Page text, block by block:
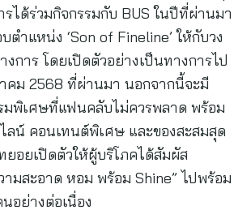
ได้ร่วมกิจกรรมกับ BUS ในปีที่ผ่านมา
ำแหน่ง ‘Son of Fineline’ ให้กับวง
งการ โดยเปิดตัวอย่างเป็นทางการไป
คม 2568 ที่ผ่านมา นอกจากนี้จะมี
มพิเศษที่แฟนคลับไม่ควรพลาด พร้อม
ลน์ คอนเทนต์พิเศษ และของสะสมสุด
ยอยเปิดตัวให้ผู้บริโภคได้สัมผัส
มสะอาด หอม พร้อม Shine” ไปพร้อม
อย่างต่อเนื่อง